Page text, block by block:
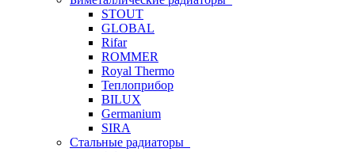
STOUT
GLOBAL
Rifar
ROMMER
Royal Thermo
Теплоприбор
BILUX
Germanium
SIRA
Стальные радиаторы